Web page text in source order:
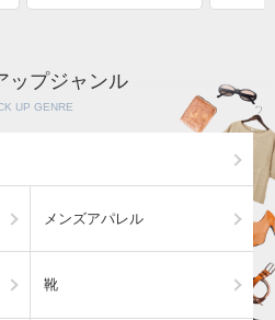
ップジャンル
UP GENRE
メンズアパレル
靴